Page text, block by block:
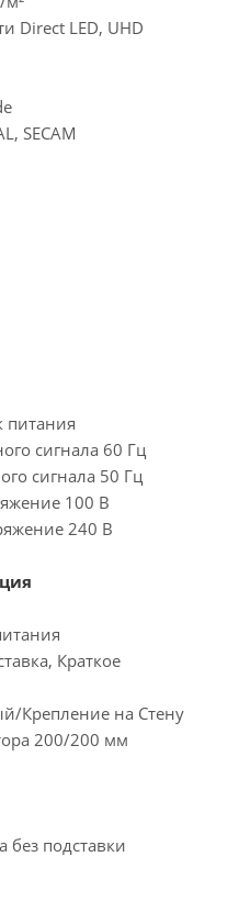
Direct LED, UHD
SECAM
питания
сигнала 60 Гц
сигнала 50 Гц
100 В
240 В
Краткое
Крепление на Стену
200/200 мм
без подставки